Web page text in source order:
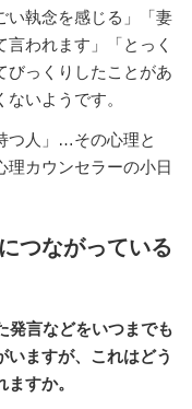
い執念を感じる」「妻
われます」「とっく
びっくりしたことがあ
いようです。
つ人」…その心理と
理カウンセラーの小日
つながっている
発言などをいつまでも
ますが、これはどう
すか。